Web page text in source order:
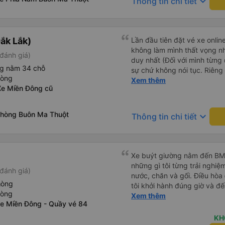
sẽ. - Phòng nằm không
luôn mà. - Xuất phát đúng
lúc 19g30, không phải quá
Chỉ trung chuyển đến bến
mình ở hơi xa nên tự ra
chuyển dìa Mã Lò nhưng
ở Chu Văn An được thôi.
mình okela lắm, hi vọng
này, đừng bị sa sút nha.
Lắk)
giá)
nằm 34 chỗ
Miền Đông cũ
Buôn Ma Thuột
Lần đầu tiên đặt vé xe
không làm mình thất vọng
duy nhất (Đối với mình từng
sự chứ không nói tục.
rồi. Chú tài xế còn uống
Xem thêm
Thông tin chi tiết keyboard_arrow_down
giá)
Miền Đông - Quầy vé 84
Xe buýt giường nằm đến
những gì tôi từng trải
nước, chăn và gối. Điều
tôi khởi hành đúng giờ và
xế rất tuyệt so với những tài
cảm giác lái xe an toàn
Xem thêm